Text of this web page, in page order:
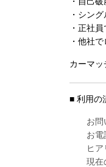
・シン
・正社
・他社
カーマッ
■ 利用の
お問
お電
ヒ
現在